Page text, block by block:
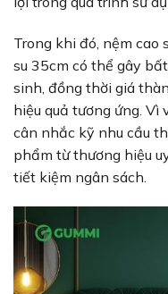
Trong khi đó, nệm cao
su 35cm có thể gây
sinh, đồng thời giá
hiệu quả tương ứng.
cân nhắc kỹ nhu cầu
phẩm từ thương hiệu
tiết kiệm ngân sách.